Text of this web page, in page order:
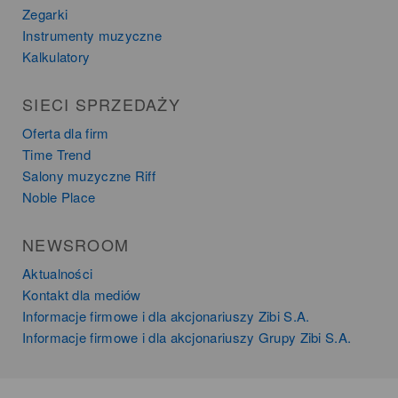
Zegarki
Instrumenty muzyczne
Kalkulatory
SIECI SPRZEDAŻY
Oferta dla firm
Time Trend
Salony muzyczne Riff
Noble Place
NEWSROOM
Aktualności
Kontakt dla mediów
Informacje firmowe i dla akcjonariuszy Zibi S.A.
Informacje firmowe i dla akcjonariuszy Grupy Zibi S.A.